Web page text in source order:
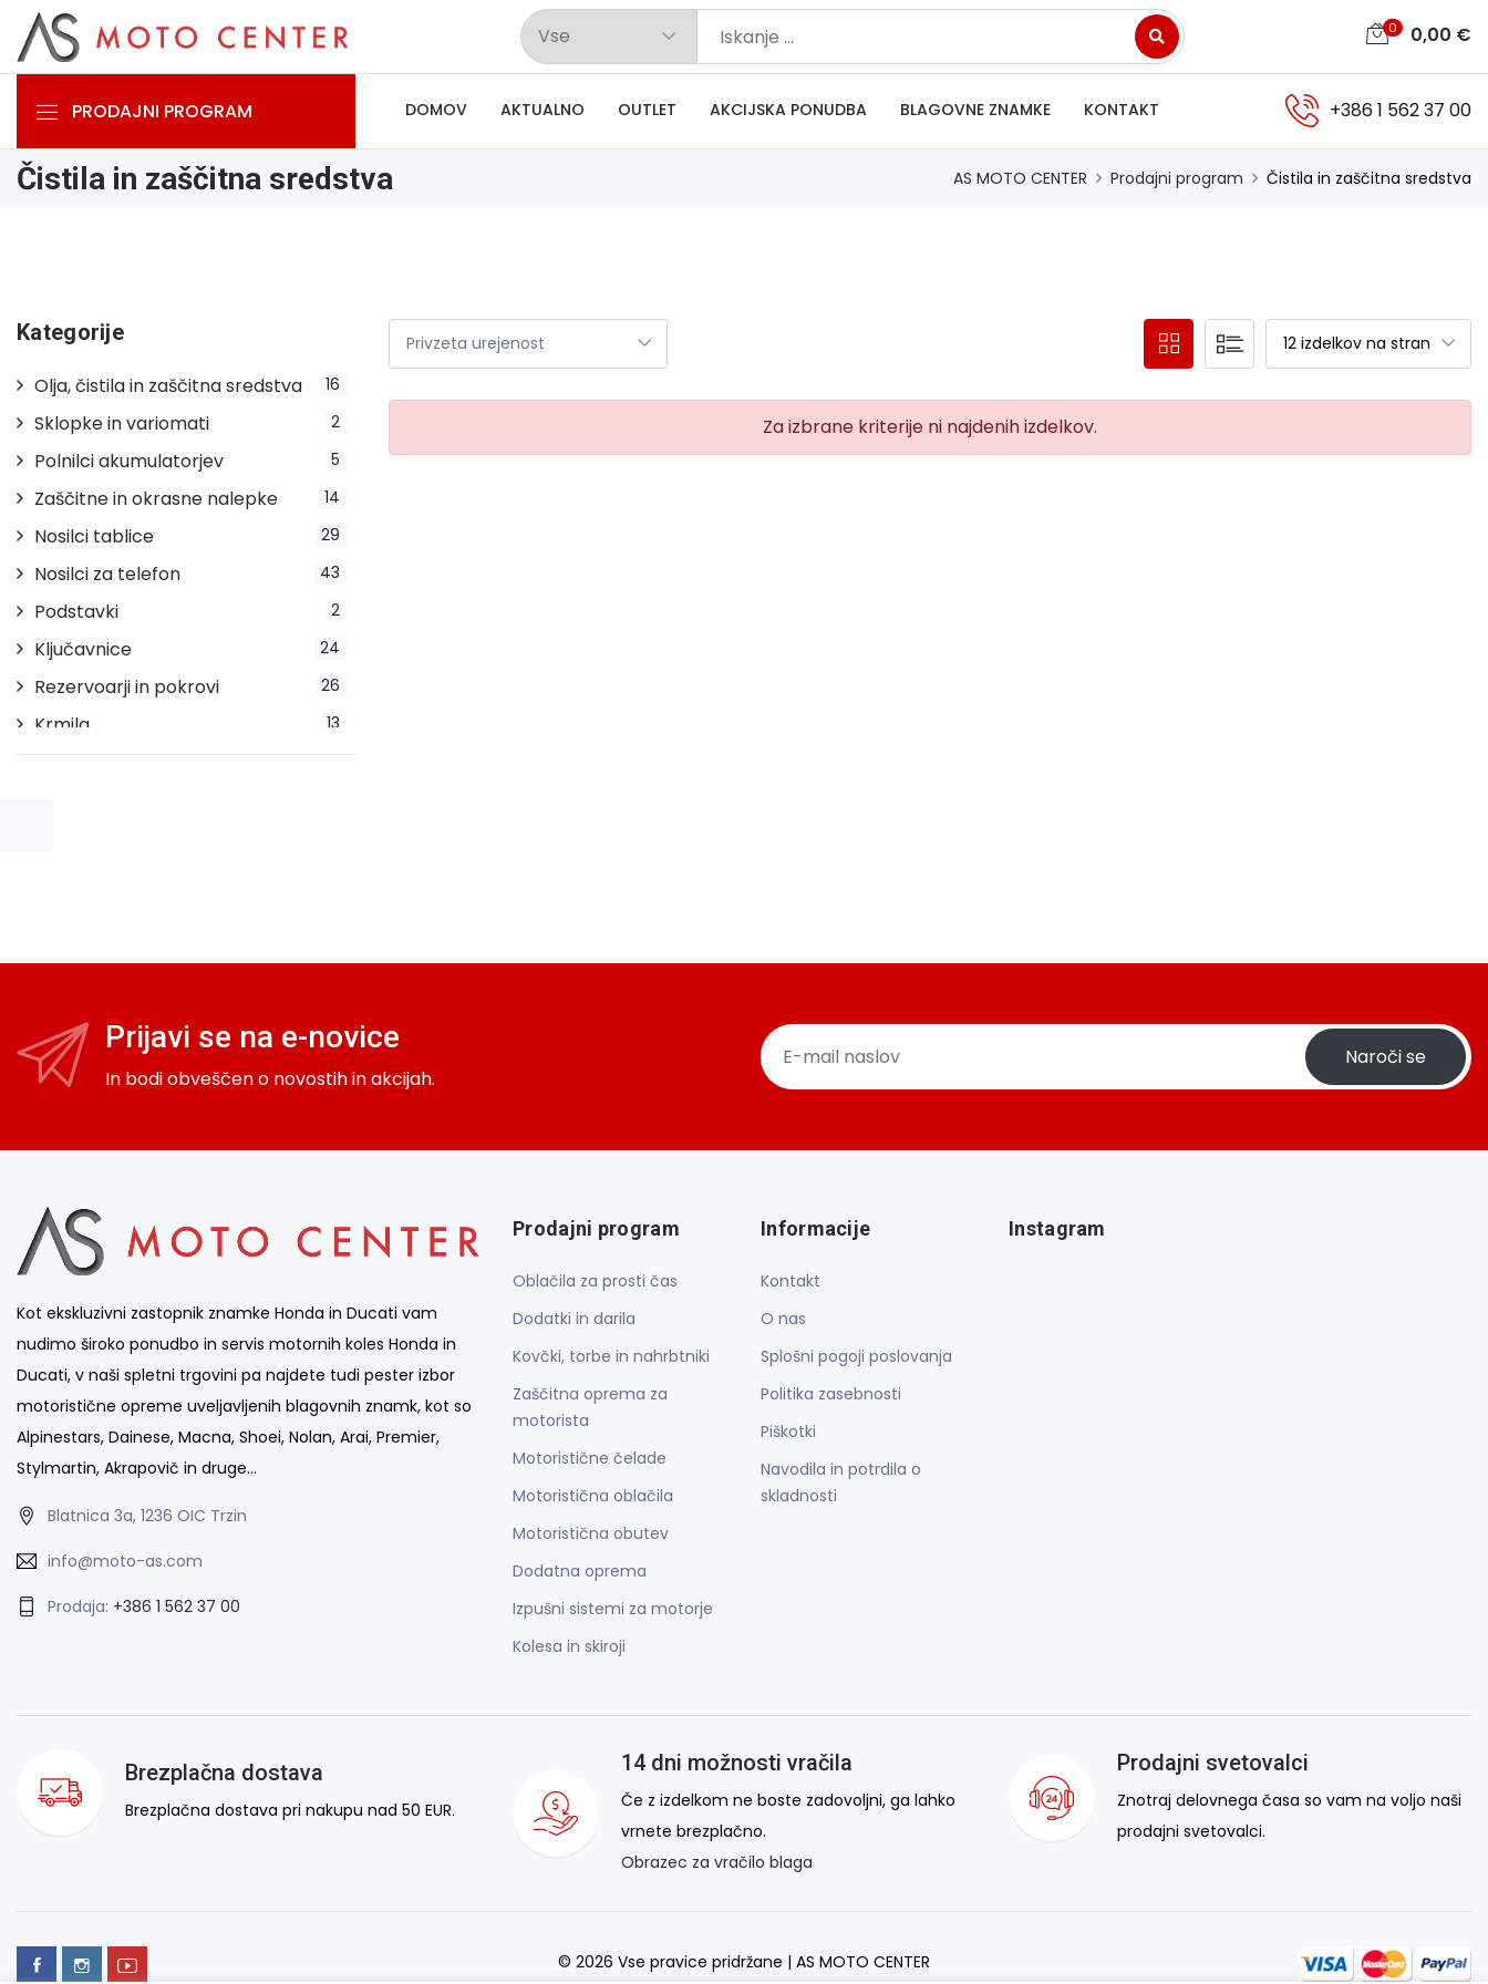
0 0,00 €
PRODAJNI PROGRAM DOMOV AKTUALNO OUTLET AKCIJSKA PONUDBA BLAGOVNE ZNAMKE KONTAKT +386 1 562 37 00
Čistila in zaščitna sredstva AS MOTO CENTER Prodajni program Čistila in zaščitna sredstva
Za izbrane kriterije ni najdenih izdelkov.
Kategorije
16
Olja, čistila in zaščitna sredstva
2
Sklopke in variomati
5
Polnilci akumulatorjev
14
Zaščitne in okrasne nalepke
29
Nosilci tablice
43
Nosilci za telefon
2
Podstavki
24
Ključavnice
26
Rezervoarji in pokrovi
13
Krmila
12
Stopalke
Uteži
Vizirji
Zaščita motorja
28
Adapterji in distančniki
Prijavi se na e-novice
In bodi obveščen o novostih in akcijah.
Naroči se
Kot ekskluzivni zastopnik znamke Honda in Ducati vam
nudimo široko ponudbo in servis motornih koles Honda in
Ducati, v naši spletni trgovini pa najdete tudi pester izbor
motoristične opreme uveljavljenih blagovnih znamk, kot so
Alpinestars, Dainese, Macna, Shoei, Nolan, Arai, Premier,
Stylmartin, Akrapovič in druge…
Blatnica 3a, 1236 OIC Trzin
info@moto-as.com
Prodaja: +386 1 562 37 00
Prodajni program
Oblačila za prosti čas
Dodatki in darila
Kovčki, torbe in nahrbtniki
Zaščitna oprema za
motorista
Motoristične čelade
Motoristična oblačila
Motoristična obutev
Dodatna oprema
Izpušni sistemi za motorje
Kolesa in skiroji
Informacije
Kontakt
O nas
Splošni pogoji poslovanja
Politika zasebnosti
Piškotki
Navodila in potrdila o
skladnosti
Instagram
Brezplačna dostava
Brezplačna dostava pri nakupu nad 50 EUR.
14 dni možnosti vračila
Če z izdelkom ne boste zadovoljni, ga lahko
vrnete brezplačno.
Obrazec za vračilo blaga
Prodajni svetovalci
Znotraj delovnega časa so vam na voljo naši
prodajni svetovalci.
© 2026 Vse pravice pridržane | AS MOTO CENTER